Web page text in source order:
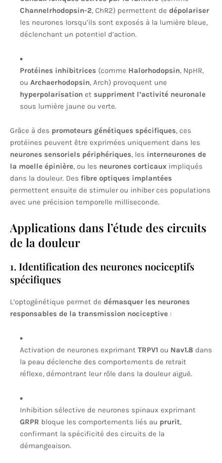
Channelrhodopsin-2, ChR2) permettent de dépolariser
les neurones lorsqu’ils sont exposés à la lumière bleue,
déclenchant un potentiel d’action.
Protéines inhibitrices (comme Halorhodopsin, NpHR,
ou Archaerhodopsin, Arch) provoquent une
hyperpolarisation et suppriment l’activité neuronale
sous lumière jaune ou verte.
Grâce à des promoteurs génétiques spécifiques, ces
protéines peuvent être exprimées uniquement dans les
neurones sensoriels périphériques, les interneurones de
la moelle épinière, ou les neurones corticaux impliqués
dans la douleur. Des fibre optiques implantées
permettent ensuite de stimuler ou inhiber ces populations
avec une précision temporelle milliseconde.
Applications dans l’étude des circuits
de la douleur
1. Identification des neurones nociceptifs
spécifiques
L’optogénétique permet de démasquer les neurones
responsables de la transmission nociceptive :
Activation de neurones exprimant TRPV1 ou Nav1.8 dans
la peau déclenche des comportements de retrait
réflexe, démontrant leur rôle dans la douleur aiguë.
Inhibition sélective de neurones spinaux exprimant
GRPR bloque les comportements liés au prurit,
confirmant la spécificité des circuits de la
démangeaison.